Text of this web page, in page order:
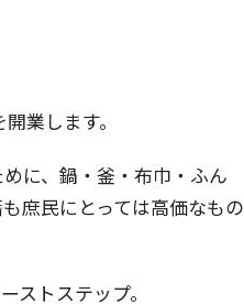
業します。
に、鍋・釜・布巾・ふん
庶民にとっては高価なもの
ストステップ。